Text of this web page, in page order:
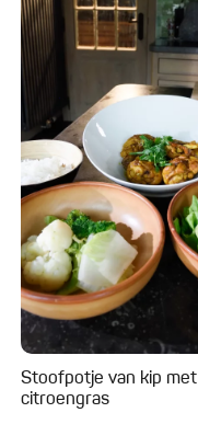
Stoofpotje van kip met
citroengras